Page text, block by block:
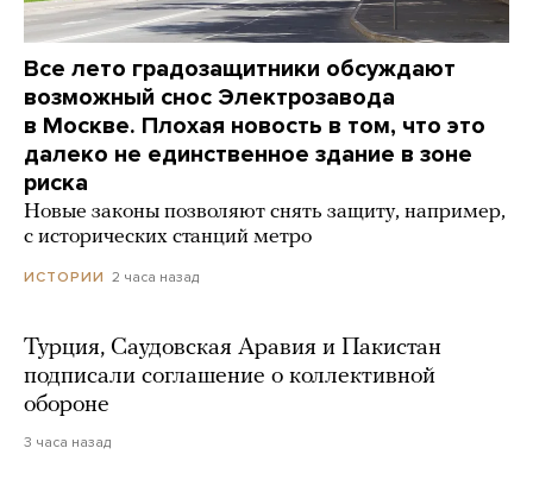
Все лето градозащитники обсуждают
возможный снос Электрозавода
в Москве. Плохая новость в том, что это
далеко не единственное здание в зоне
риска
Новые законы позволяют снять защиту, например,
с исторических станций метро
ИСТОРИИ 2 часа назад
Турция, Саудовская Аравия и Пакистан
подписали соглашение о коллективной
обороне
3 часа назад